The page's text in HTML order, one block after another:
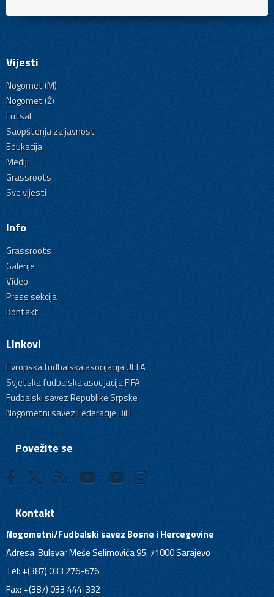
Vijesti
Nogomet (M)
Nogomet (Ž)
Futsal
Saopštenja za javnost
Edukacija
Mediji
Grassroots
Sve vijesti
Info
Grassroots
Galerije
Video
Press sekcija
Kontakt
Linkovi
Evropska fudbalska asocijacija UEFA
Svjetska fudbalska asocijacija FIFA
Fudbalski savez Republike Srpske
Nogometni savez Federacije BiH
Povežite se
Kontakt
Nogometni/Fudbalski savez Bosne i Hercegovine
Adresa: Bulevar Meše Selimovića 95, 71000 Sarajevo
Tel: +(387) 033 276-676
Fax: +(387) 033 444-332